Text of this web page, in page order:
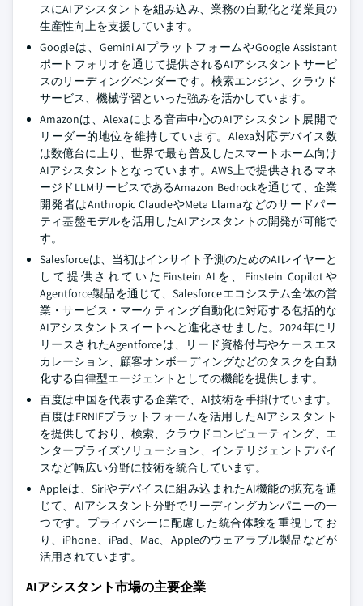
スにAIアシスタントを組み込み、業務の自動化と従業員の
生産性向上を支援しています。
Googleは、Gemini AIプラットフォームやGoogle Assistant
ポートフォリオを通じて提供されるAIアシスタントサービ
スのリーディングベンダーです。検索エンジン、クラウド
サービス、機械学習といった強みを活かしています。
Amazonは、Alexaによる音声中心のAIアシスタント展開で
リーダー的地位を維持しています。Alexa対応デバイス数
は数億台に上り、世界で最も普及したスマートホーム向け
AIアシスタントとなっています。AWS上で提供されるマネ
ージドLLMサービスであるAmazon Bedrockを通じて、企業
開発者はAnthropic ClaudeやMeta Llamaなどのサードパー
ティ基盤モデルを活用したAIアシスタントの開発が可能で
す。
Salesforceは、当初はインサイト予測のためのAIレイヤーと
して提供されていたEinstein AIを、Einstein Copilotや
Agentforce製品を通じて、Salesforceエコシステム全体の営
業・サービス・マーケティング自動化に対応する包括的な
AIアシスタントスイートへと進化させました。2024年にリ
リースされたAgentforceは、リード資格付与やケースエス
カレーション、顧客オンボーディングなどのタスクを自動
化する自律型エージェントとしての機能を提供します。
百度は中国を代表する企業で、AI技術を手掛けています。
百度はERNIEプラットフォームを活用したAIアシスタント
を提供しており、検索、クラウドコンピューティング、エ
ンタープライズソリューション、インテリジェントデバイ
スなど幅広い分野に技術を統合しています。
Appleは、Siriやデバイスに組み込まれたAI機能の拡充を通
じて、AIアシスタント分野でリーディングカンパニーの一
つです。プライバシーに配慮した統合体験を重視してお
り、iPhone、iPad、Mac、Appleのウェアラブル製品などが
活用されています。
AIアシスタント市場の主要企業